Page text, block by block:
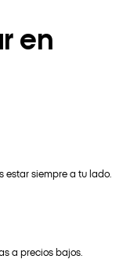
en
estar siempre a tu lado.
a precios bajos.